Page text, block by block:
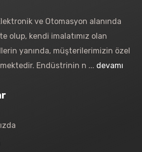
ve Otomasyon alanında
olup, kendi imalatımız olan
yanında, müşterilerimizin özel
Endüstrinin n ... devamı